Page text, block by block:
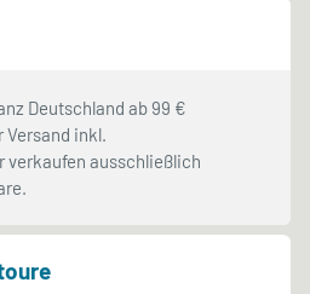
Deutschland ab 99 €
inkl.
verkaufen ausschließlich